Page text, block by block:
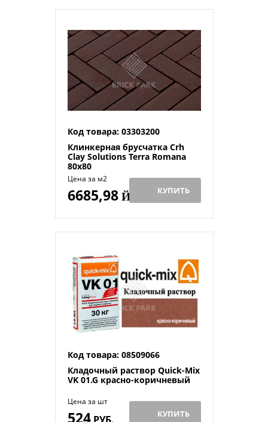
Код товара: 03303200
Клинкерная брусчатка Crh
Clay Solutions Terra Romana
80x80
Цена за м2
6685,98Й КУПИТЬ
Код товара: 08509066
Кладочный раствор Quick-Mix
VK 01.G красно-коричневый
Цена за шт
524 КУПИТЬ